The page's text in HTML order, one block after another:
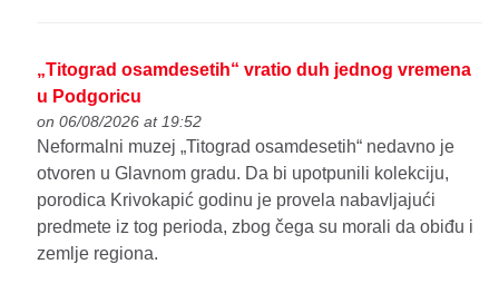
„Titograd osamdesetih“ vratio duh jednog vremena
u Podgoricu
on 06/08/2026 at 19:52
Neformalni muzej „Titograd osamdesetih“ nedavno je
otvoren u Glavnom gradu. Da bi upotpunili kolekciju,
porodica Krivokapić godinu je provela nabavljajući
predmete iz tog perioda, zbog čega su morali da obiđu i
zemlje regiona.